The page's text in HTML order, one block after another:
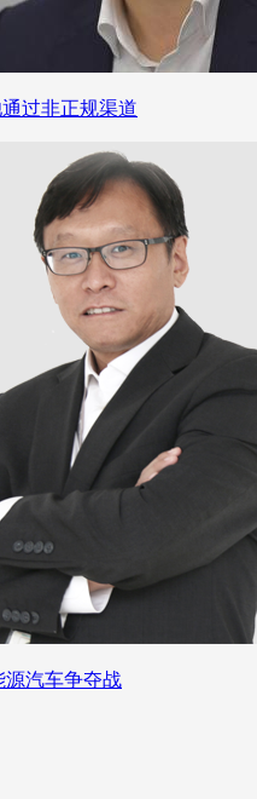
过非正规渠道
源汽车争夺战